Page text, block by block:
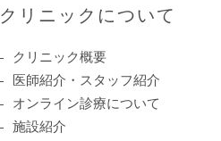
クリニックについて
クリニック概要
医師紹介・スタッフ紹介
オンライン診療について
施設紹介